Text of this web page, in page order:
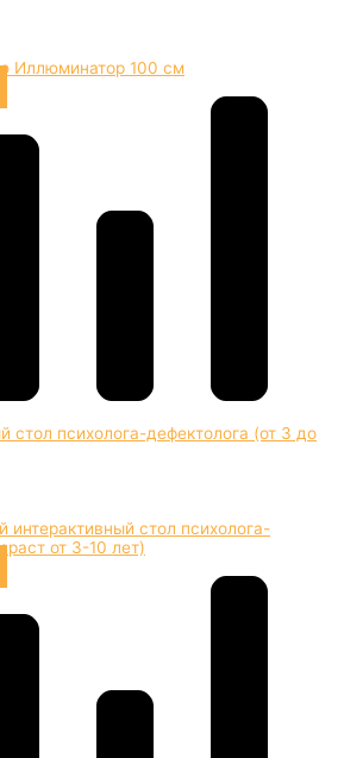
Иллюминатор 100 см
интерактивный стол психолога-
от 3-10 лет)